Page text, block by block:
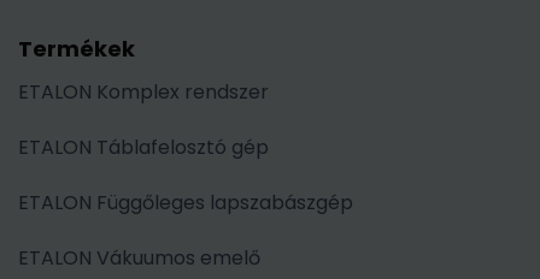
Termékek
ETALON Komplex rendszer
ETALON Táblafelosztó gép
ETALON Függőleges lapszabászgép
ETALON Vákuumos emelő